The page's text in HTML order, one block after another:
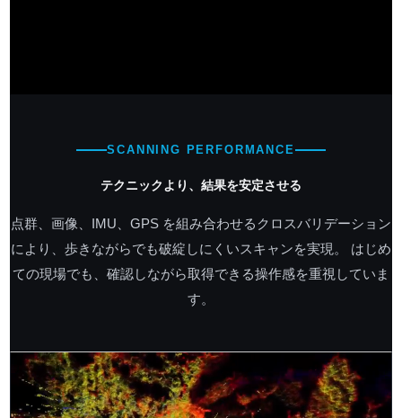
SCANNING PERFORMANCE
テクニックより、結果を安定させる
点群、画像、IMU、GPS を組み合わせるクロスバリデーション
により、歩きながらでも破綻しにくいスキャンを実現。 はじめ
ての現場でも、確認しながら取得できる操作感を重視していま
す。